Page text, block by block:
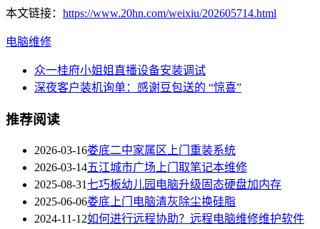
本文链接： https://www.20hn.com/weixiu/202605714.html
电脑维修
众一桂府小姐姐直播设备安装调试
深夜客户装机询单：感谢豆包送的 “惊喜”
推荐阅读
2026-03-16娄底二中家属区上门重装系统
2026-03-14五江城市广场上门取笔记本维修
2025-08-31七巧板幼儿园电脑升级固态硬盘加内存
2025-06-06娄底上门电脑清灰除尘换硅脂
2024-11-12如何进行远程协助？远程电脑维修维护软件